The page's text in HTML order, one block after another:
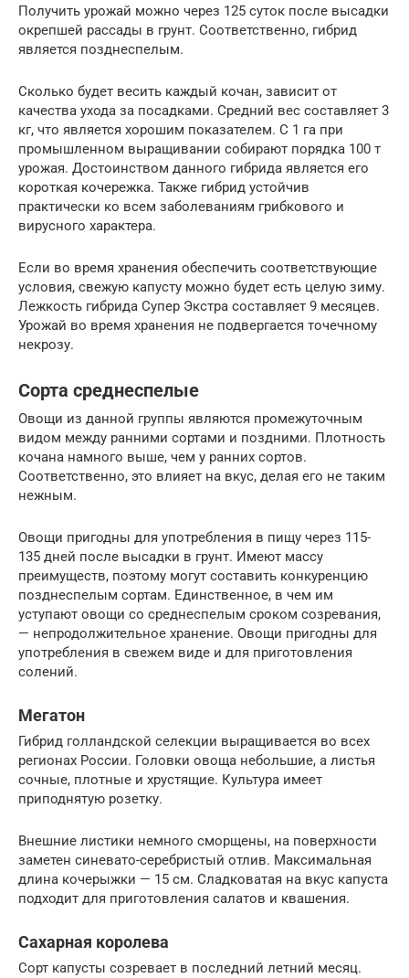
Получить урожай можно через 125 суток после высадки
окрепшей рассады в грунт. Соответственно, гибрид
является позднеспелым.
Сколько будет весить каждый кочан, зависит от
качества ухода за посадками. Средний вес составляет 3
кг, что является хорошим показателем. С 1 га при
промышленном выращивании собирают порядка 100 т
урожая. Достоинством данного гибрида является его
короткая кочережка. Также гибрид устойчив
практически ко всем заболеваниям грибкового и
вирусного характера.
Если во время хранения обеспечить соответствующие
условия, свежую капусту можно будет есть целую зиму.
Лежкость гибрида Супер Экстра составляет 9 месяцев.
Урожай во время хранения не подвергается точечному
некрозу.
Сорта среднеспелые
Овощи из данной группы являются промежуточным
видом между ранними сортами и поздними. Плотность
кочана намного выше, чем у ранних сортов.
Соответственно, это влияет на вкус, делая его не таким
нежным.
Овощи пригодны для употребления в пищу через 115-
135 дней после высадки в грунт. Имеют массу
преимуществ, поэтому могут составить конкуренцию
позднеспелым сортам. Единственное, в чем им
уступают овощи со среднеспелым сроком созревания,
— непродолжительное хранение. Овощи пригодны для
употребления в свежем виде и для приготовления
солений.
Мегатон
Гибрид голландской селекции выращивается во всех
регионах России. Головки овоща небольшие, а листья
сочные, плотные и хрустящие. Культура имеет
приподнятую розетку.
Внешние листики немного сморщены, на поверхности
заметен синевато-серебристый отлив. Максимальная
длина кочерыжки — 15 см. Сладковатая на вкус капуста
подходит для приготовления салатов и квашения.
Сахарная королева
Сорт капусты созревает в последний летний месяц.